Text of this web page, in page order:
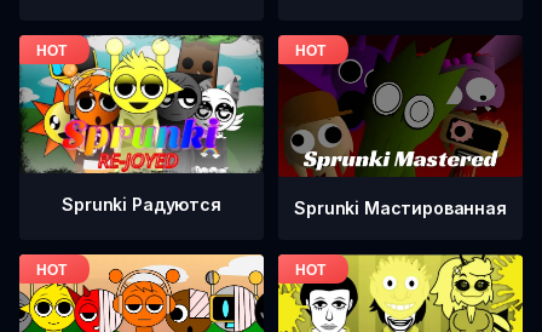
Sprunki Радуются Sprunki Мастированная